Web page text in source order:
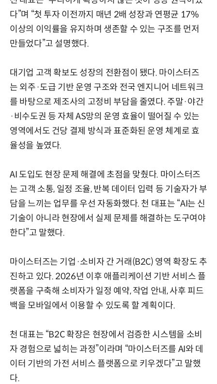
다”며 “첫 투자 이전까지 매년 2배 성장과 연평균 17%
이상의 이익률을 유지하며 생존할 수 있는 구조를 먼저
만들었다”고 설명했다.
대기업 고객 확보도 성장의 전환점이 됐다. 마이스터즈
는 외주·도급 기반 운영 구조와 전국 엔지니어 네트워크
를 바탕으로 제조사의 고정비 부담을 줄였다. 주말·야간
·비수도권 등 자체 AS망의 운영 효율이 떨어질 수 있는
영역에서도 건당 결제 방식과 표준화된 운영 체계로 효
율성을 높였다.
AI 도입도 현장 문제 해결에 초점을 맞췄다. 마이스터즈
는 고객 소통, 일정 조율, 반복 데이터 입력 등 기술자가 부
담을 느끼는 업무를 우선 자동화했다. 천 대표는 “AI는 신
기술이 아니라 현장에서 실제 문제를 해결하는 도구여야
한다”고 말했다.
마이스터즈는 기업·소비자 간 거래(B2C) 영역 확장도 추
진하고 있다. 2026년 이후 애플리케이션 기반 서비스 플
랫폼을 구축해 소비자가 일정 예약, 작업 안내, 사후 피드
백을 모바일에서 이용할 수 있도록 할 계획이다.
천 대표는 “B2C 확장은 현장에서 검증한 시스템을 소비
자 경험으로 넓히는 과정”이라며 “마이스터즈를 AI와 데
이터 기반의 가전 서비스 플랫폼으로 키우겠다”고 말했
다.